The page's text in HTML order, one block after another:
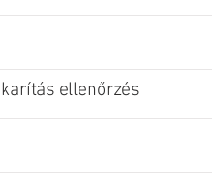
ellenőrzés